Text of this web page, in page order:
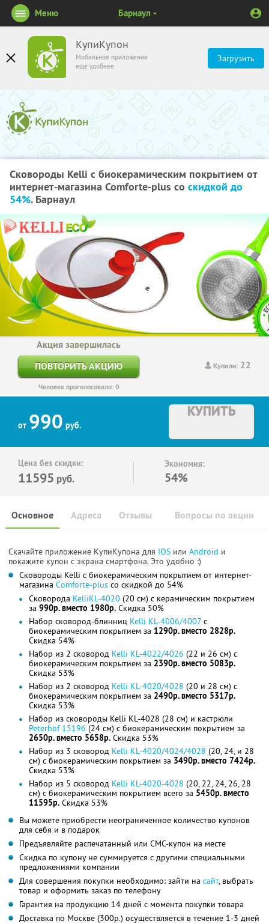
КупиКупон
Мобильное приложение
ещё удобнее
Загрузить
Меню Барнаул
Сковороды Kelli c биокерамическим покрытием от
интернет-магазина Comforte-plus со скидкой до
54%. Барнаул
Купили: 22
Акция завершилась
ПОВТОРИТЬ АКЦИЮ
Человек проголосовало: 0
от 990 руб.
КУПИТЬ
Цена без скидки:
11595 руб.
Экономия:
54%
Основное Отзывы Вопросы по акции
Адреса
Скачайте приложение КупиКупона для IOS или Android и
покажите купон с экрана смартфона. Это удобно :)
Сковороды Kelli c биокерамическим покрытием от интернет-
магазина Comforte-plus со скидкой до 54%
Сковорода KelliKL-4020 (20 см) с керамическим покрытием
за 990р. вместо 1980р. Скидка 50%
Набор сковород-блинниц Kelli KL-4006/4007 с
биокерамическим покрытием за 1290р. вместо 2828р.
Скидка 54%
Набор из 2 сковород Kelli KL-4022/4026 (22 и 26 см) c
биокерамическим покрытием за 2390р. вместо 5083р.
Скидка 53%
Набор из 2 сковород Kelli KL-4020/4028 (20 и 28 см) c
биокерамическим покрытием за 2490р. вместо 5317р.
Скидка 53%
Набор из сковороды Kelli KL-4028 (28 см) и кастрюли
Peterhof 15196 (24 см) c биокерамическим покрытием за
2650р. вместо 5658р. Скидка 53%
Набор из 3 сковород Kelli KL-4020/4024/4028 (20, 24, и 28
см) c биокерамическим покрытием за 3490р. вместо 7424р.
Скидка 53%
Набор из 5 сковород Kelli KL-4020-4028 (20, 22, 24, 26, 28
см) c биокерамическим покрытием всего за 5450р. вместо
11595р. Скидка 53%
Вы можете приобрести неограниченное количество купонов
для себя и в подарок
Предъявляйте распечатанный или СМС-купон на месте
Скидка по купону не суммируется с другими специальными
предложениями компании
Для совершения покупки необходимо: зайти на сайт, выбрать
товар и оформить заказ по телефону
Гарантия на продукцию 14 дней с момента покупки товара
Доставка по Москве (300р.) осуществляется в течение 1-3 дней